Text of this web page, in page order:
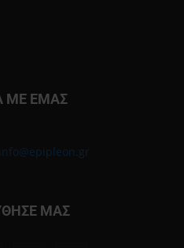
ΜΕ ΕΜΑΣ
info@epipleon.gr
ΜΑΣ